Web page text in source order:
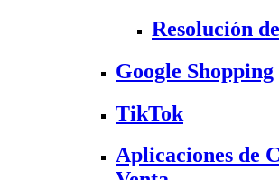
Resolución
Google Shopping
TikTok
Aplicaciones de